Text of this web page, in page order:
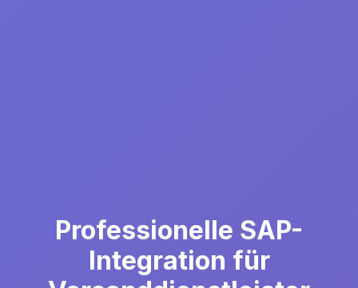
Professionelle SAP-
Integration für